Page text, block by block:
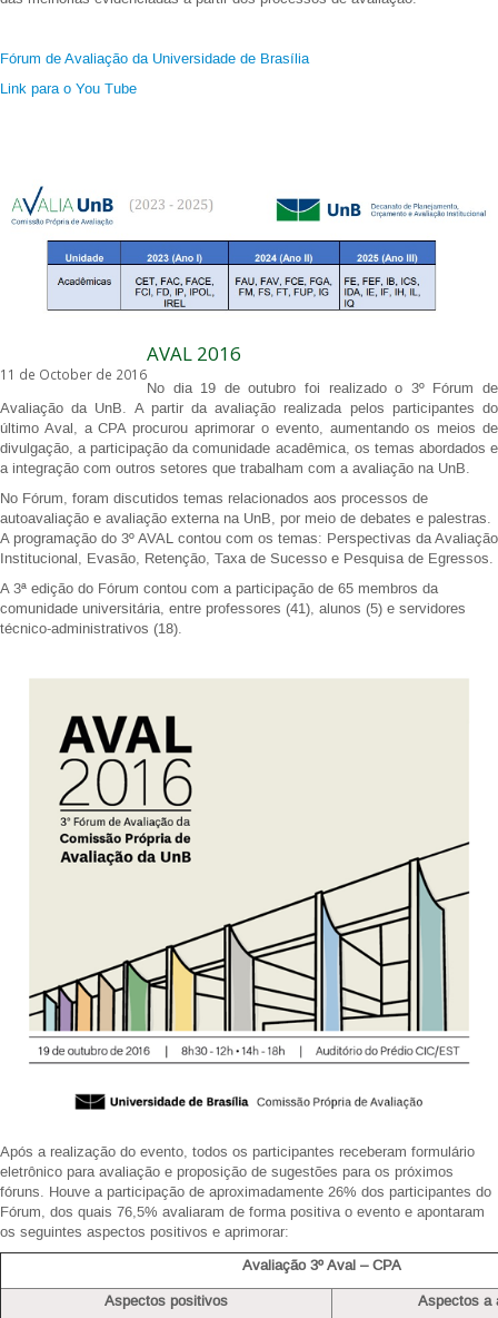
Fórum de Avaliação da Universidade de Brasília
Link para o You Tube
11 de October de 2016
AVAL 2016
No dia 19 de outubro foi realizado o 3º Fórum de
Avaliação da UnB. A partir da avaliação realizada pelos participantes do
último Aval, a CPA procurou aprimorar o evento, aumentando os meios de
divulgação, a participação da comunidade acadêmica, os temas abordados e
a integração com outros setores que trabalham com a avaliação na UnB.
No Fórum, foram discutidos temas relacionados aos processos de
autoavaliação e avaliação externa na UnB, por meio de debates e palestras.
A programação do 3º AVAL contou com os temas: Perspectivas da Avaliação
Institucional, Evasão, Retenção, Taxa de Sucesso e Pesquisa de Egressos.
A 3ª edição do Fórum contou com a participação de 65 membros da
comunidade universitária, entre professores (41), alunos (5) e servidores
técnico-administrativos (18).
Após a realização do evento, todos os participantes receberam formulário
eletrônico para avaliação e proposição de sugestões para os próximos
fóruns. Houve a participação de aproximadamente 26% dos participantes do
Fórum, dos quais 76,5% avaliaram de forma positiva o evento e apontaram
os seguintes aspectos positivos e aprimorar:
Avaliação 3º Aval – CPA
Aspectos positivos
Aspectos a